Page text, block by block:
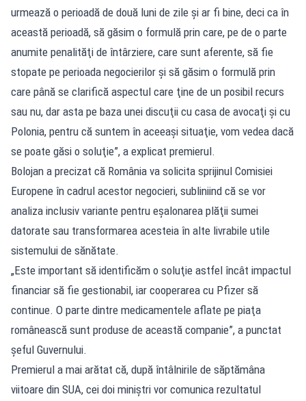
urmează o perioadă de două luni de zile şi ar fi bine, deci ca în
această perioadă, să găsim o formulă prin care, pe de o parte
anumite penalităţi de întârziere, care sunt aferente, să fie
stopate pe perioada negocierilor şi să găsim o formulă prin
care până se clarifică aspectul care ţine de un posibil recurs
sau nu, dar asta pe baza unei discuţii cu casa de avocaţi şi cu
Polonia, pentru că suntem în aceeaşi situaţie, vom vedea dacă
se poate găsi o soluţie”, a explicat premierul.
Bolojan a precizat că România va solicita sprijinul Comisiei
Europene în cadrul acestor negocieri, subliniind că se vor
analiza inclusiv variante pentru eşalonarea plăţii sumei
datorate sau transformarea acesteia în alte livrabile utile
sistemului de sănătate.
„Este important să identificăm o soluţie astfel încât impactul
financiar să fie gestionabil, iar cooperarea cu Pfizer să
continue. O parte dintre medicamentele aflate pe piaţa
românească sunt produse de această companie”, a punctat
şeful Guvernului.
Premierul a mai arătat că, după întâlnirile de săptămâna
viitoare din SUA, cei doi miniştri vor comunica rezultatul